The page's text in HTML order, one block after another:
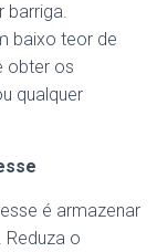
barriga.
baixo teor de
obter os
qualquer
é armazenar
Reduza o